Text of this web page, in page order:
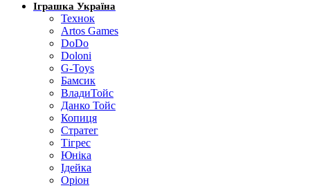
Іграшка Україна
Технок
Artos Games
DoDo
Doloni
G-Toys
Бамсик
ВладиТойс
Данко Тойс
Копиця
Стратег
Тігрес
Юніка
Ідейка
Оріон